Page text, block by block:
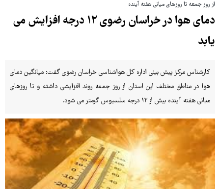
از روز جمعه تا روزهای میانی هفته آینده
دمای هوا در خراسان رضوی ۱۲ درجه افزایش می
یابد
کارشناس مرکز پیش بینی اداره کل هواشناسی خراسان رضوی گفت: میانگین دمای
هوا در مناطق مختلف این استان از روز جمعه روند افزایشی داشته و تا روزهای
میانی هفته آینده بیش از ۱۲ درجه سلسیوس گرمتر می شود.